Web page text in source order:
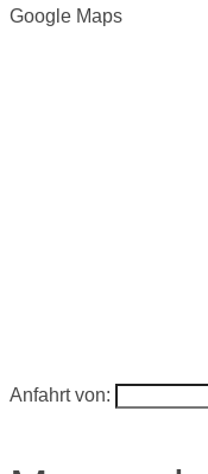
Google Maps
Anfahrt von: